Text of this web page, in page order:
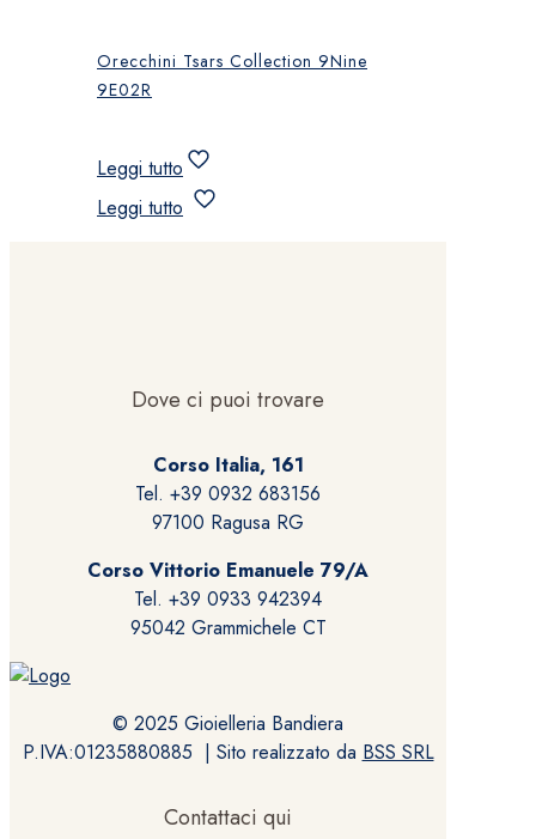
Orecchini Tsars Collection 9Nine
9E02R
Leggi tutto
Leggi tutto
Dove ci puoi trovare
Corso Italia, 161
Tel. +39 0932 683156
97100 Ragusa RG
Corso Vittorio Emanuele 79/A
Tel. +39 0933 942394
95042 Grammichele CT
© 2025 Gioielleria Bandiera
P.IVA:01235880885 | Sito realizzato da BSS SRL
Contattaci qui